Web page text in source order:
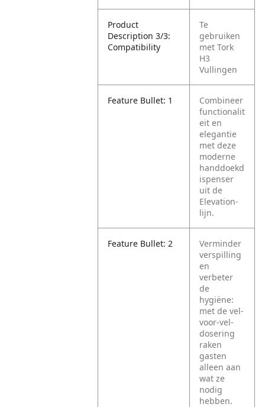
Product
Description 3/3:
Compatibility
Te
gebruiken
met Tork
H3
Vullingen
Feature Bullet: 1
Combineer
functionalit
eit en
elegantie
met deze
moderne
handdoekd
ispenser
uit de
Elevation-
lijn.
Feature Bullet: 2
Verminder
verspilling
en
verbeter
de
hygiëne:
met de vel-
voor-vel-
dosering
raken
gasten
alleen aan
wat ze
nodig
hebben.